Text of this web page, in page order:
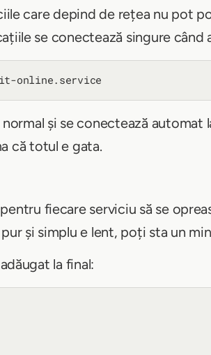
care depind de rețea nu pot
se conectează singure când
și se conectează automat
că totul e gata.
fiecare serviciu să se
și simplu e lent, poți sta un
la final: